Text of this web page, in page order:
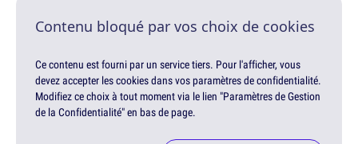
Contenu bloqué par vos choix de cookies
Ce contenu est fourni par un service tiers. Pour l'afficher, vous
devez accepter les cookies dans vos paramètres de confidentialité.
Modifiez ce choix à tout moment via le lien "Paramètres de Gestion
de la Confidentialité" en bas de page.